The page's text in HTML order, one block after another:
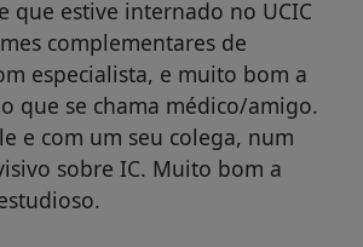
que estive internado no UCIC
complementares de
especialista, e muito bom a
que se chama médico/amigo.
e com um seu colega, num
sobre IC. Muito bom a